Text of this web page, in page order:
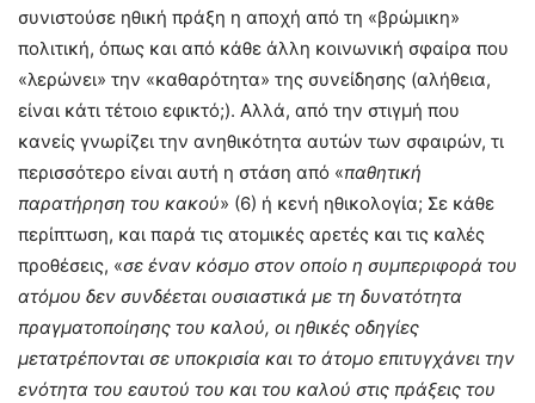
συνιστούσε ηθική πράξη η αποχή από τη «βρώμικη»
πολιτική, όπως και από κάθε άλλη κοινωνική σφαίρα που
«λερώνει» την «καθαρότητα» της συνείδησης (αλήθεια,
είναι κάτι τέτοιο εφικτό;). Αλλά, από την στιγμή που
κανείς γνωρίζει την ανηθικότητα αυτών των σφαιρών, τι
περισσότερο είναι αυτή η στάση από «παθητική
παρατήρηση του κακού» (6) ή κενή ηθικολογία; Σε κάθε
περίπτωση, και παρά τις ατομικές αρετές και τις καλές
προθέσεις, «σε έναν κόσμο στον οποίο η συμπεριφορά του
ατόμου δεν συνδέεται ουσιαστικά με τη δυνατότητα
πραγματοποίησης του καλού, οι ηθικές οδηγίες
μετατρέπονται σε υποκρισία και το άτομο επιτυγχάνει την
ενότητα του εαυτού του και του καλού στις πράξεις του